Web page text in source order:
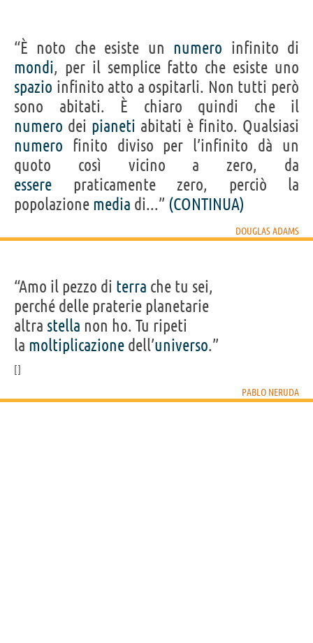
“È noto che esiste un numero infinito di
mondi, per il semplice fatto che esiste uno
spazio infinito atto a ospitarli. Non tutti però
sono abitati. È chiaro quindi che il
numero dei pianeti abitati è finito. Qualsiasi
numero finito diviso per l’infinito dà un
quoto così vicino a zero, da
essere praticamente zero, perciò la
popolazione media di...” (CONTINUA)
DOUGLAS ADAMS
“Amo il pezzo di terra che tu sei,
perché delle praterie planetarie
altra stella non ho. Tu ripeti
la moltiplicazione dell’universo.”
PABLO NERUDA